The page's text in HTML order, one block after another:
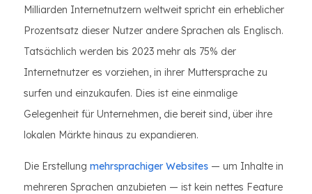
Milliarden Internetnutzern weltweit spricht ein erheblicher
Prozentsatz dieser Nutzer andere Sprachen als Englisch.
Tatsächlich werden bis 2023 mehr als 75% der
Internetnutzer es vorziehen, in ihrer Muttersprache zu
surfen und einzukaufen. Dies ist eine einmalige
Gelegenheit für Unternehmen, die bereit sind, über ihre
lokalen Märkte hinaus zu expandieren.
Die Erstellung mehrsprachiger Websites — um Inhalte in
mehreren Sprachen anzubieten — ist kein nettes Feature